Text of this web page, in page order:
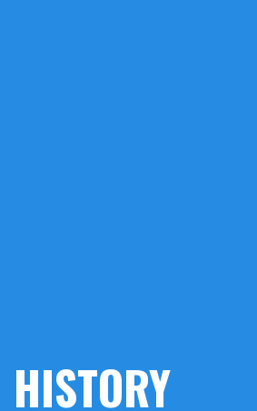
HISTORY